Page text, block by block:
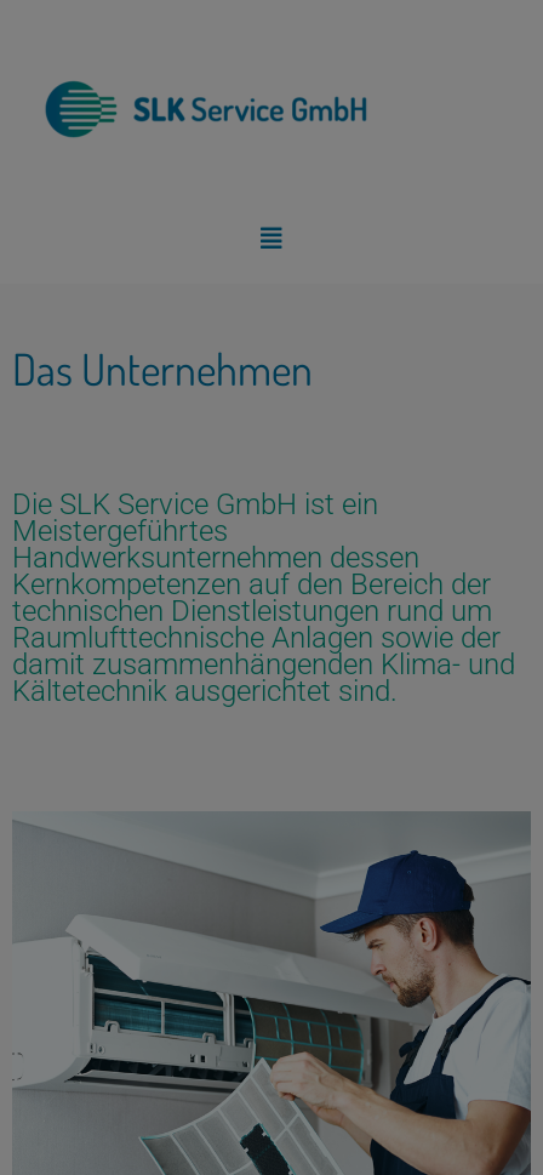
Menü
Das Unternehmen
Die SLK Service GmbH ist ein
Meistergeführtes
Handwerksunternehmen dessen
Kernkompetenzen auf den Bereich der
technischen Dienstleistungen rund um
Raumlufttechnische Anlagen sowie der
damit zusammenhängenden Klima- und
Kältetechnik ausgerichtet sind.